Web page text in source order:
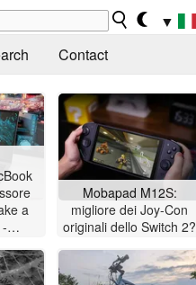
▼
Contact
a
Mobapad M12S:
migliore dei Joy-Con
originali dello Switch 2?